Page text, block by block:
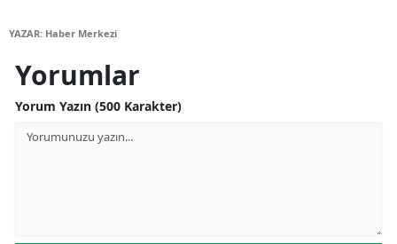
YAZAR: Haber Merkezi
Yorumlar
Yorum Yazın (500 Karakter)